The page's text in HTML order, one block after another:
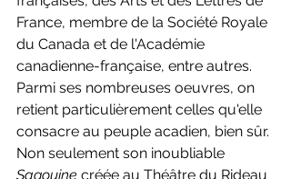
France, membre de la Société Royale
du Canada et de l'Académie
canadienne-française, entre autres.
Parmi ses nombreuses oeuvres, on
retient particulièrement celles qu'elle
consacre au peuple acadien, bien sûr.
Non seulement son inoubliable
Sagouine créée au Théâtre du Rideau